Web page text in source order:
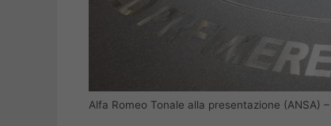
Alfa Romeo Tonale alla presentazione (ANSA)